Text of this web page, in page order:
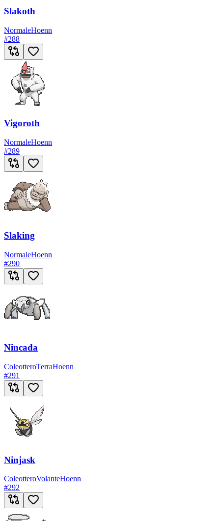
Slakoth
NormaleHoenn
#288
Vigoroth
NormaleHoenn
#289
Slaking
NormaleHoenn
#290
Nincada
ColeotteroTerraHoenn
#291
Ninjask
ColeotteroVolanteHoenn
#292